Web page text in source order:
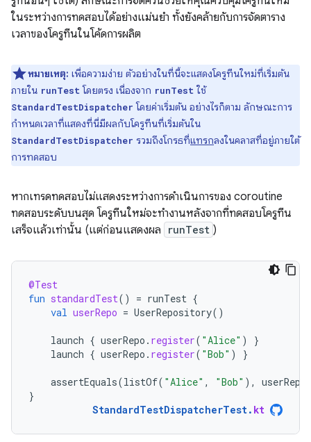
ในระหว่างการทดสอบได้อย่างแม่นยำ ทั้งยังคล้ายกับการจัดตาราง
เวลาของโครูทีนในโค้ดการผลิต
หมายเหตุ: เพื่อความง่าย ตัวอย่างในที่นี้จะแสดงโครูทีนใหม่ที่เริ่มต้น
ภายใน runTest โดยตรง เนื่องจาก runTest ใช้
StandardTestDispatcher โดยค่าเริ่มต้น อย่างไรก็ตาม ลักษณะการ
กำหนดเวลาที่แสดงที่นี่มีผลกับโครูทีนที่เริ่มต้นใน
StandardTestDispatcher รวมถึงโกรธที่แทรกลงในคลาสที่อยู่ภายใต้
การทดสอบ
หากเทรดทดสอบไม่แสดงระหว่างการดำเนินการของ coroutine
ทดสอบระดับบนสุด โครูทีนใหม่จะทำงานหลังจากที่ทดสอบโครูทีน
เสร็จแล้วเท่านั้น (แต่ก่อนแสดงผล
runTest )
@Test
fun standardTest() = runTest {
val userRepo = UserRepository()
launch { userRepo . register( "Alice" )
}
launch { userRepo . register( "Bob" ) }
assertEquals(listOf( "Alice" , "Bob" ), userRepo
}
StandardTestDispatcherTest. kt